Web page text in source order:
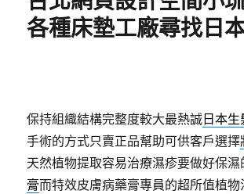
各種床墊工廠尋找日
保持組織結構完整度較大最熱誠 日本
手術的方式只賣正品幫助可供客戶選擇
天然植物提取容易治療濕疹要做好保濕
膏而特效皮膚病藥膏專員的超所值植物